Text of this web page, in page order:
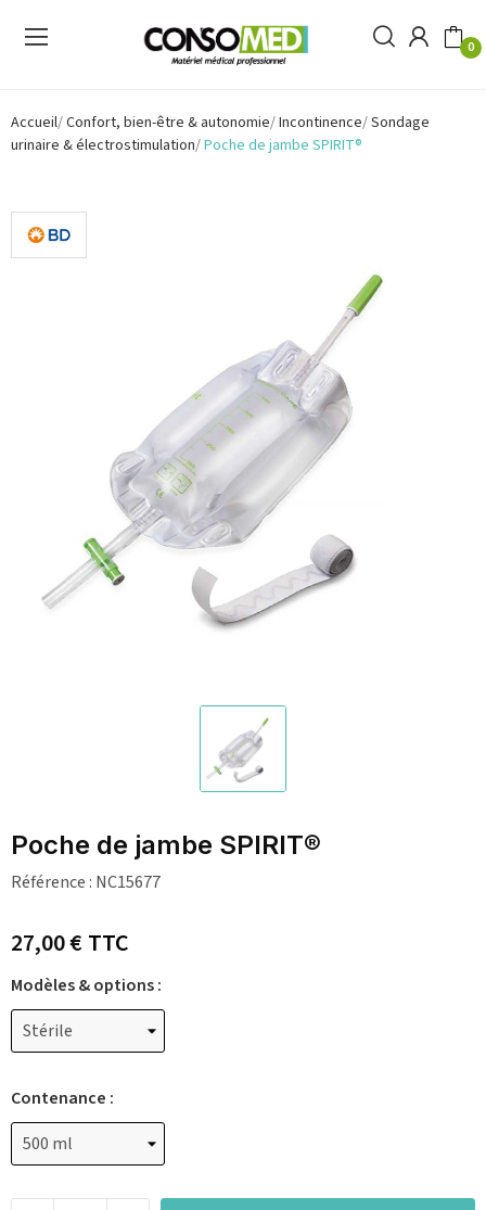
0
Accueil Confort, bien-être & autonomie Incontinence Sondage
urinaire & électrostimulation Poche de jambe SPIRIT®
Poche de jambe SPIRIT®
Référence : NC15677
27,00 €TTC
Modèles & options :
Contenance :